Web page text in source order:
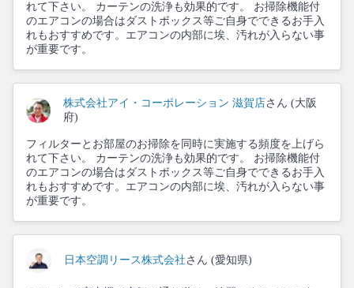
れて下さい。 カーテンの洗浄も効果的です。 お掃除機能付
のエアコンの場合はダストボックス等ご自身でできるお手入
れもおすすめです。エアコンの内部に埃、汚れが入らない事
が重要です。
株式会社アイ・コーポレーション 滋賀店さん (大阪
府)
フィルターとお部屋のお掃除を同時に実施する頻度を上げら
れて下さい。 カーテンの洗浄も効果的です。 お掃除機能付
のエアコンの場合はダストボックス等ご自身でできるお手入
れもおすすめです。エアコンの内部に埃、汚れが入らない事
が重要です。
日本空調リース株式会社 さん (愛知県)